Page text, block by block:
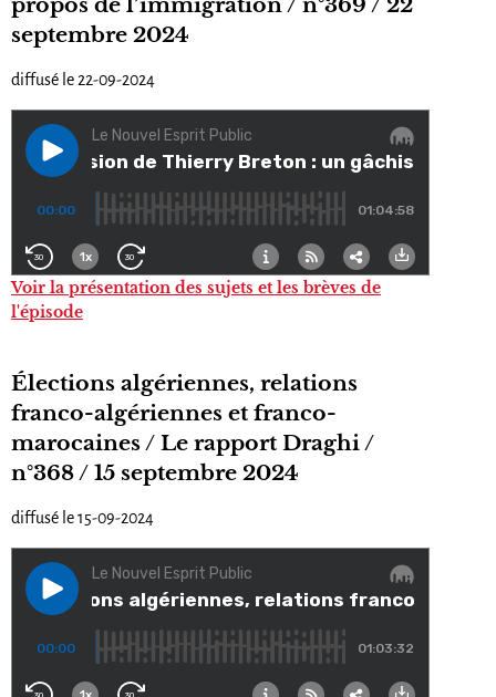
septembre 2024
diffusé le 22-09-2024
Voir la présentation des sujets et les brèves de
l'épisode
Élections algériennes, relations
franco-algériennes et franco-
marocaines / Le rapport Draghi /
n°368 / 15 septembre 2024
diffusé le 15-09-2024